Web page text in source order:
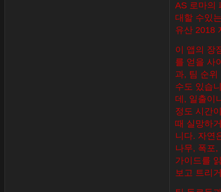
AS 로마의
대할 수있
유산 2018
이 앱의 장
를 얻을 사
과, 팀 순
수도 있습
데, 일출이
정도 시간
때 실망하
니다. 자연
나무, 폭포
가이드를
보고 트리